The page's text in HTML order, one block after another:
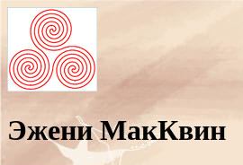
Эжени МакКвин